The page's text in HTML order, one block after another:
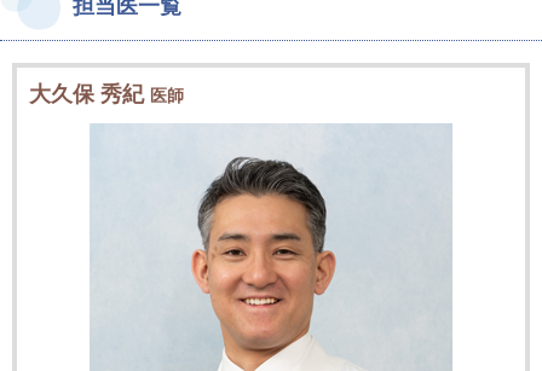
担当医一覧
大久保 秀紀 医師